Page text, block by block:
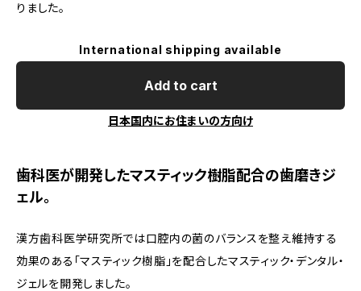
りました。
International shipping available
Add to cart
日本国内にお住まいの方向け
歯科医が開発したマスティック樹脂配合の歯磨きジ
ェル。
漢方歯科医学研究所では口腔内の菌のバランスを整え維持する
効果のある「マスティック樹脂」を配合したマスティック・デンタル・
ジェルを開発しました。